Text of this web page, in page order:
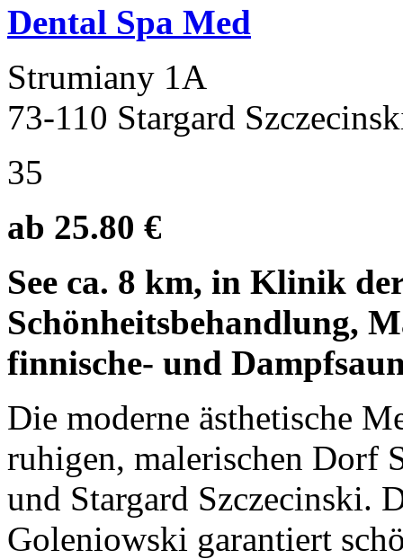
Dental Spa Med
Strumiany 1A
73-110 Stargard
35
ab 25.80 €
See ca. 8 km, in Klinik
Schönheitsbehandlung,
finnische- und
Die moderne ästhetische
ruhigen, malerischen Dorf
und Stargard Szczecinski.
Goleniowski garantiert